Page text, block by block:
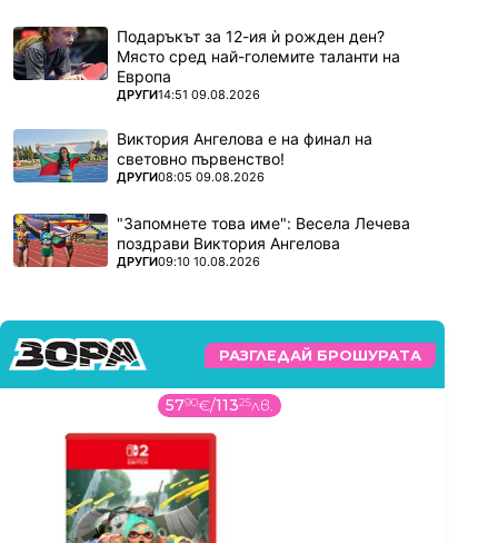
Подаръкът за 12-ия ѝ рожден ден?
Място сред най-големите таланти на
Европа
ПОВЕЧЕ ОТ
ДРУГИ14:51 09.08.2026
Виктория Ангелова е на финал на
световно първенство!
ПОВЕЧЕ ОТ
ДРУГИ08:05 09.08.2026
"Запомнете това име": Весела Лечева
поздрави Виктория Ангелова
ПОВЕЧЕ ОТ
ДРУГИ09:10 10.08.2026
РАЗГЛЕДАЙ БРОШУРАТА
5790€/11325лв.